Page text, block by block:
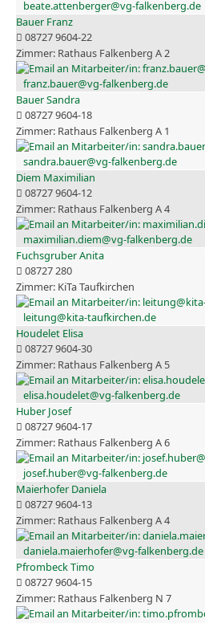
beate.attenberger@vg-falkenberg.de
Bauer Franz
08727 9604-22
Rathaus Falkenberg A 2
franz.bauer@vg-falkenberg.de
Bauer Sandra
08727 9604-18
Rathaus Falkenberg A 1
sandra.bauer@vg-falkenberg.de
Diem Maximilian
08727 9604-12
Rathaus Falkenberg A 4
maximilian.diem@vg-falkenberg.de
Fuchsgruber Anita
08727 280
KiTa Taufkirchen
leitung@kita-taufkirchen.de
Houdelet Elisa
08727 9604-30
Rathaus Falkenberg A 5
elisa.houdelet@vg-falkenberg.de
Huber Josef
08727 9604-17
Rathaus Falkenberg A 6
josef.huber@vg-falkenberg.de
Maierhofer Daniela
08727 9604-13
Rathaus Falkenberg A 4
daniela.maierhofer@vg-falkenberg.de
Pfrombeck Timo
08727 9604-15
Rathaus Falkenberg N 7